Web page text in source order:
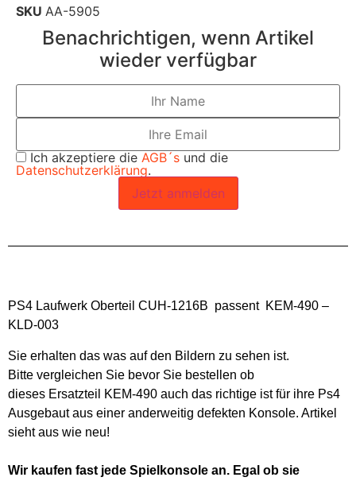
SKU AA-5905
Benachrichtigen, wenn Artikel
wieder verfügbar
Ich akzeptiere die AGB´s und die
Datenschutzerklärung.
Jetzt anmelden
PS4 Laufwerk Oberteil CUH-1216B passent KEM-490 –
KLD-003
Sie erhalten das was auf den Bildern zu sehen ist.
Bitte vergleichen Sie bevor Sie bestellen ob
dieses Ersatzteil KEM-490 auch das richtige ist für ihre Ps4
Ausgebaut aus einer anderweitig defekten Konsole. Artikel
sieht aus wie neu!
Wir kaufen fast jede Spielkonsole an. Egal ob sie